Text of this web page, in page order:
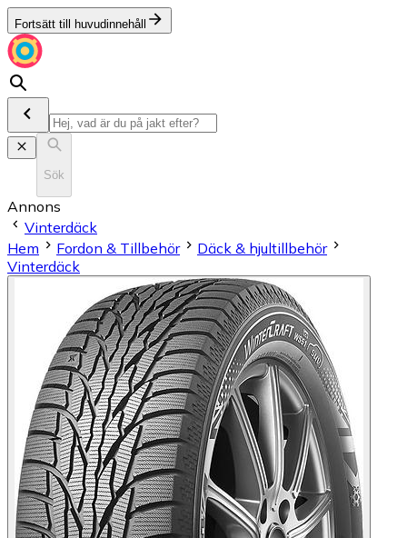
Fortsätt till huvudinnehåll
Sök
Annons
Vinterdäck
Hem
Fordon & Tillbehör
Däck & hjultillbehör
Vinterdäck